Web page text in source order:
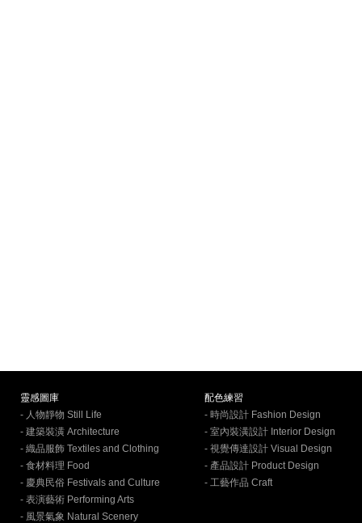
靈感圖庫
- 人物靜物 Still Life
- 建築裝潢 Architecture
- 織品服飾 Textiles and Clothing
- 食材料理 Food
- 慶典民俗 Festivals and Culture
- 表演藝術 Performing Arts
- 風景氣象 Natural Scenery
配色練習
- 時尚設計 Fashion Design
- 室內裝潢設計 Interior Design
- 視覺傳達設計 Visual Design
- 產品設計 Product Design
- 工藝作品 Craft